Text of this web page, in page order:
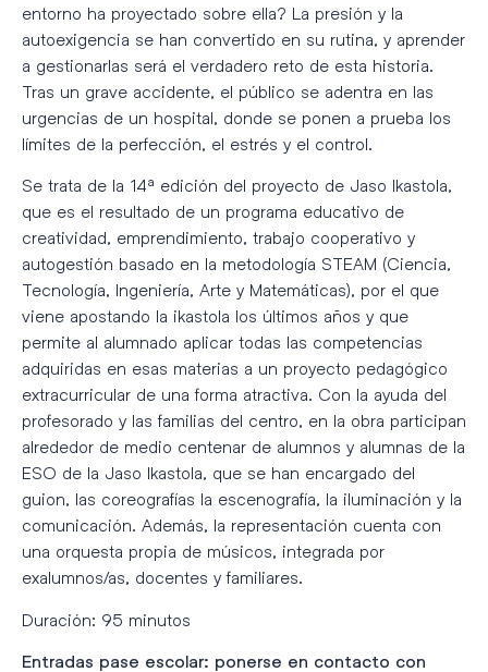
entorno ha proyectado sobre ella? La presión y la
autoexigencia se han convertido en su rutina, y aprender
a gestionarlas será el verdadero reto de esta historia.
Tras un grave accidente, el público se adentra en las
urgencias de un hospital, donde se ponen a prueba los
límites de la perfección, el estrés y el control.
Se trata de la 14ª edición del proyecto de Jaso Ikastola,
que es el resultado de un programa educativo de
creatividad, emprendimiento, trabajo cooperativo y
autogestión basado en la metodología STEAM (Ciencia,
Tecnología, Ingeniería, Arte y Matemáticas), por el que
viene apostando la ikastola los últimos años y que
permite al alumnado aplicar todas las competencias
adquiridas en esas materias a un proyecto pedagógico
extracurricular de una forma atractiva. Con la ayuda del
profesorado y las familias del centro, en la obra participan
alrededor de medio centenar de alumnos y alumnas de la
ESO de la Jaso Ikastola, que se han encargado del
guion, las coreografías la escenografía, la iluminación y la
comunicación. Además, la representación cuenta con
una orquesta propia de músicos, integrada por
exalumnos/as, docentes y familiares.
Duración: 95 minutos
Entradas pase escolar: ponerse en contacto con